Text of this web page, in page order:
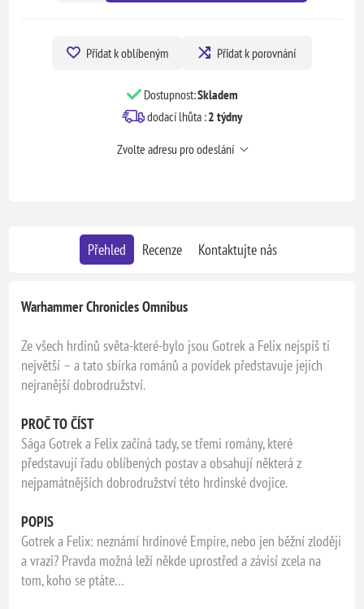
Přidat k oblíbeným Přidat k porovnání
Dostupnost:Skladem
dodací lhůta :2 týdny
Zvolte adresu pro odeslání
Přehled Recenze Kontaktujte nás
Warhammer Chronicles Omnibus
Ze všech hrdinů světa-které-bylo jsou Gotrek a Felix nejspíš ti
největší – a tato sbírka románů a povídek představuje jejich
nejranější dobrodružství.
PROČ TO ČÍST
Sága Gotrek a Felix začíná tady, se třemi romány, které
představují řadu oblíbených postav a obsahují některá z
nejpamátnějších dobrodružství této hrdinské dvojice.
POPIS
Gotrek a Felix: neznámí hrdinové Empire, nebo jen běžní zloději
a vrazi? Pravda možná leží někde uprostřed a závisí zcela na
tom, koho se ptáte…